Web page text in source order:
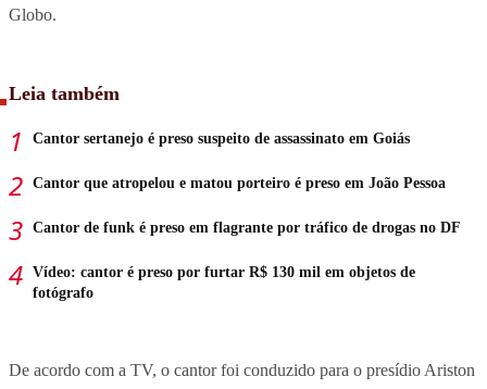
Globo.
Leia também
Cantor sertanejo é preso suspeito de assassinato em Goiás
Cantor que atropelou e matou porteiro é preso em João Pessoa
Cantor de funk é preso em flagrante por tráfico de drogas no DF
Vídeo: cantor é preso por furtar R$ 130 mil em objetos de
fotógrafo
De acordo com a TV, o cantor foi conduzido para o presídio Ariston